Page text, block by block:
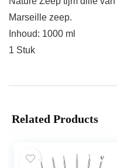
Marseille zeep.
Inhoud: 1000 ml
1 Stuk
Related Products